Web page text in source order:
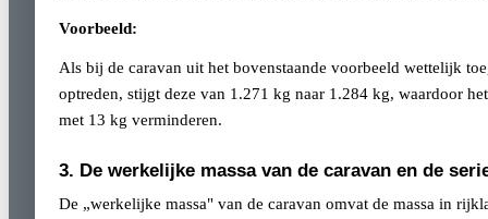
Voorbeeld:
Als bij de caravan uit het bovenstaande voorbeeld wettelijk
optreden, stijgt deze van 1.271 kg naar 1.284 kg, waardoor
met 13 kg verminderen.
3. De werkelijke massa van de caravan en de
De „werkelijke massa" van de caravan omvat de massa in